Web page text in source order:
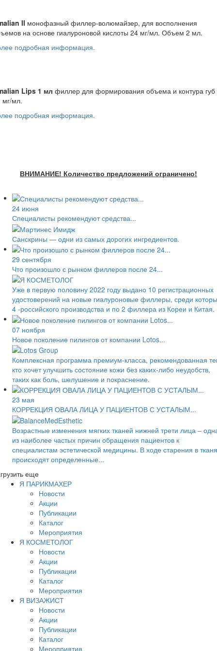
II монофазный филлер-волюмайзер, для восполнения
на основе гиалуроновой кислоты 24 мг/мл. Объем 2 мл.
подробная информация.
Lips 1 мл филлер для формирования объема и контура губ
мг/мл.
подробная информация.
ВНИМАНИЕ! Количество предложений ограничено!
24 июня
Специалисты рекомендуют средства...
Санскрины — одни из самых дорогих ингредиентов.
29 сентября
Что произошло с рынком филлеров после 24...
Уже в первую половину 2022 году выдано 10 регистрационных
удостоверений на новые гиалуроновые филлеры, среди
4 -российского производства и по 2 филлера из Кореи и Китая.
07 ноября
Новое поколение пилингов от компании Lotos...
Комплексная программа премиум-класса, рекомендованная
кто хочет улучшить состояние кожи без каких-либо неудобств,
таких как боль, шелушение и покраснение.
23 мая
КОРРЕКЦИЯ ОВАЛА ЛИЦА У ПАЦИЕНТОВ С УСТАЛЫМ...
Возрастные изменения мягких тканей нижней трети лица –
из наиболее частых причин обращения пациентов к
специалистам эстетической медицины. В ходе старения в
происходят определенные...
еще
Я ПАРИКМАХЕР
Новости
Акции
Публикации
Каталог
Мероприятия
Я КОСМЕТОЛОГ
Новости
Акции
Публикации
Каталог
Мероприятия
Я ВИЗАЖИСТ
Новости
Акции
Публикации
Каталог
Мероприятия